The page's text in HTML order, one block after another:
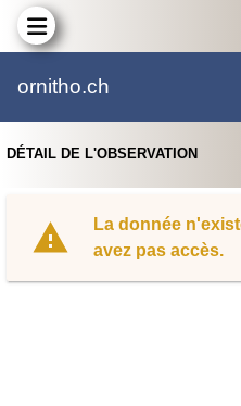
ornitho.ch
DÉTAIL DE L'OBSERVATION
La donnée
avez pas accès.